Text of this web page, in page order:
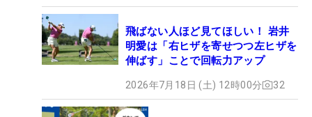
飛ばない人ほど見てほしい！ 岩井
明愛は「右ヒザを寄せつつ左ヒザを
伸ばす」ことで回転力アップ
2026年7月18日 (土) 12時00分 32